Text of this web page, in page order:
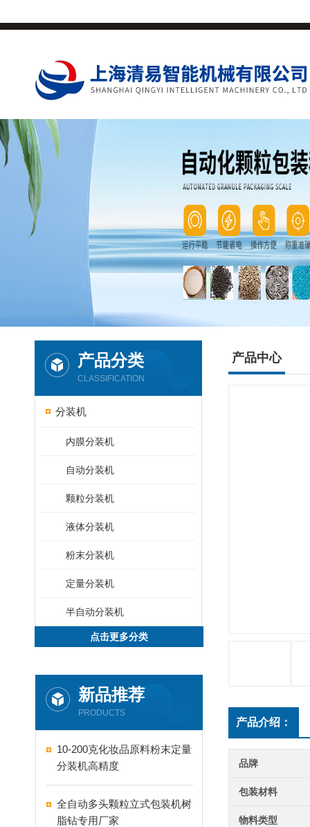
产品分类
CLASSIFICATION
分装机
内膜分装机
自动分装机
颗粒分装机
液体分装机
粉末分装机
定量分装机
半自动分装机
点击更多分类
新品推荐
PRODUCTS
10-200克化妆品原料粉末定量
分装机高精度
全自动多头颗粒立式包装机树
脂钻专用厂家
产品中心
产品介绍：
品牌
包装材料
物料类型